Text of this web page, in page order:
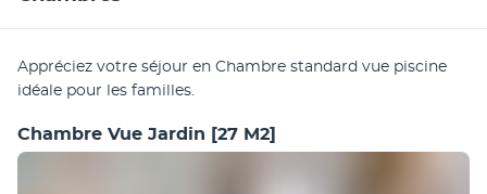
Appréciez votre séjour en Chambre standard vue piscine
idéale pour les familles.
Chambre Vue Jardin [27 M2]